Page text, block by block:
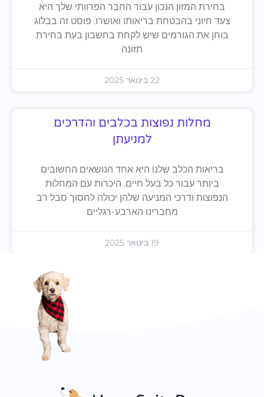
בחירת המזון הנכון עבור החבר הפרוותי שלך היא
צעד חיוני בהבטחת בריאותו ואושרו. פוסט זה בבלוג
בוחן את הגורמים שיש לקחת בחשבון בעת בחירת
תזונה
22 בינואר 2025
מחלות נפוצות בכלבים והדרכים
למניעתן
בריאות הכלב שלנו היא אחד הנושאים החשובים
ביותר עבור כל בעל חיים. היכרות עם המחלות
הנפוצות ודרכי המניעה שלהן יכולה לחסוך סבל רב
מחברינו הארבע-רגליים
19 בינואר 2025